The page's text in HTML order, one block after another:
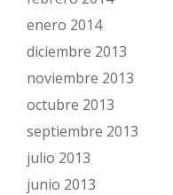
enero 2014
diciembre 2013
noviembre 2013
octubre 2013
septiembre 2013
julio 2013
junio 2013